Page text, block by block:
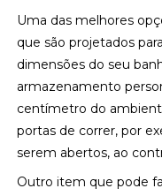
Uma das melhores
que são projetados
dimensões do seu
armazenamento
centímetro do
portas de correr, por
serem abertos, ao
Outro item que pode